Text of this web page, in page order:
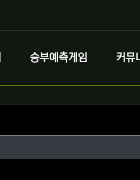
승부예측게임 커뮤